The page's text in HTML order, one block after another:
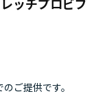
ッチプロビブ
ご提供です。